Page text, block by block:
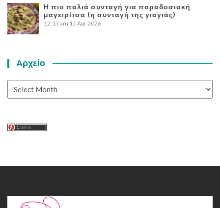
Η πιο παλιά συνταγή για παραδοσιακή
μαγειρίτσα (η συνταγή της γιαγιάς)
12:13 am 11 Apr 2026
Αρχείο